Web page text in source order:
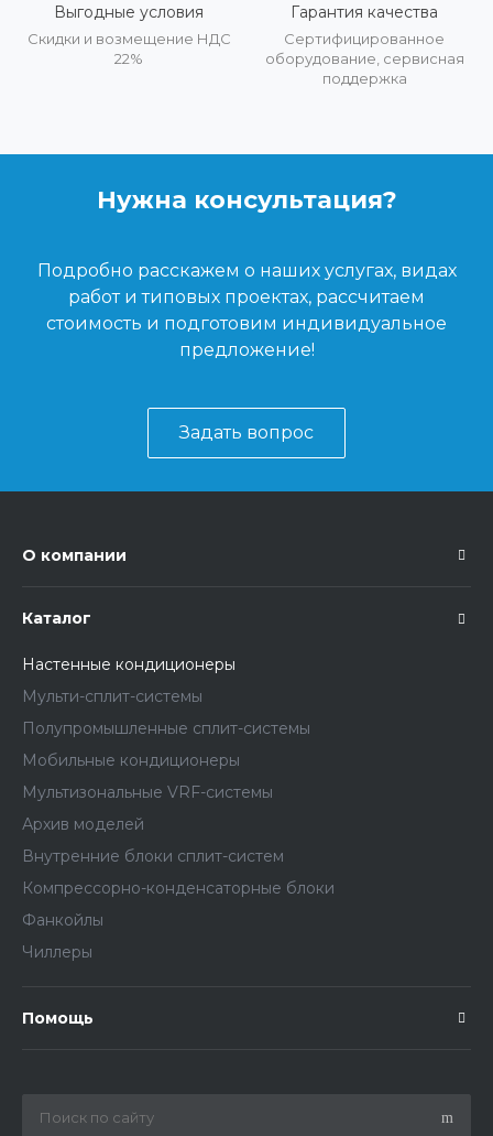
Выгодные условия
Скидки и возмещение НДС
22%
Гарантия качества
Сертифицированное
оборудование, сервисная
поддержка
Нужна консультация?
Подробно расскажем о наших услугах, видах
работ и типовых проектах, рассчитаем
стоимость и подготовим индивидуальное
предложение!
Задать вопрос
О компании
Каталог
Настенные кондиционеры
Мульти-сплит-системы
Полупромышленные сплит-системы
Мобильные кондиционеры
Мультизональные VRF-системы
Архив моделей
Внутренние блоки сплит-систем
Компрессорно-конденсаторные блоки
Фанкойлы
Чиллеры
Помощь